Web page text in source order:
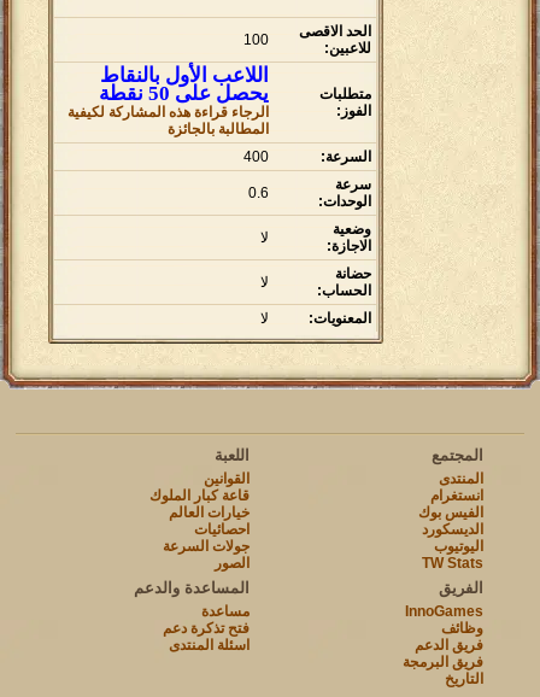
الحد الاقصى
للاعبين:
100
متطلبات
الفوز:
اللاعب الأول بالنقاط
يحصل على 50 نقطة
الرجاء قراءة هذه المشاركة لكيفية
المطالبة بالجائزة
السرعة:
400
سرعة
الوحدات:
0.6
وضعية
الاجازة:
لا
حضانة
الحساب:
لا
المعنويات: لا
اللعبة
القوانين
قاعة كبار الملوك
خيارات العالم
احصائيات
جولات السرعة
الصور
المجتمع
المنتدى
انستغرام
الفيس بوك
الديسكورد
اليوتيوب
TW Stats
المساعدة والدعم
مساعدة
فتح تذكرة دعم
اسئلة المنتدى
الفريق
InnoGames
وظائف
فريق الدعم
فريق البرمجة
التاريخ